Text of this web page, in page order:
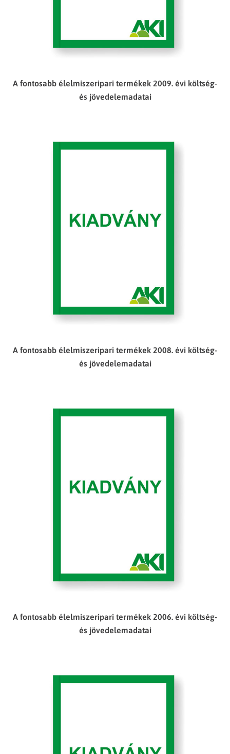
A fontosabb élelmiszeripari termékek 2009. évi költség-
és jövedelemadatai
A fontosabb élelmiszeripari termékek 2008. évi költség-
és jövedelemadatai
A fontosabb élelmiszeripari termékek 2006. évi költség-
és jövedelemadatai